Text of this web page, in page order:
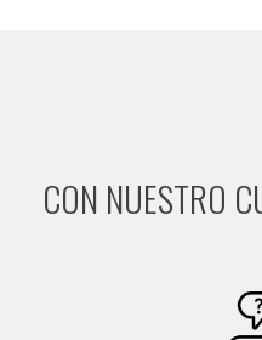
CON NUESTRO